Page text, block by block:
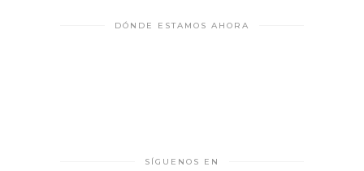
DÓNDE ESTAMOS AHORA
SÍGUENOS EN